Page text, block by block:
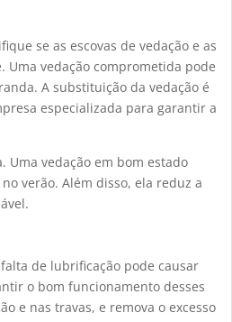
se as escovas de vedação e as
Uma vedação comprometida pode
A substituição da vedação é
especializada para garantir a
Uma vedação em bom estado
verão. Além disso, ela reduz a
de lubrificação pode causar
o bom funcionamento desses
e nas travas, e remova o excesso